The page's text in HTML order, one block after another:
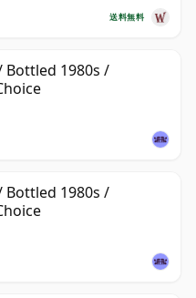
送料無料
Bottled 1980s /
Bottled 1980s /